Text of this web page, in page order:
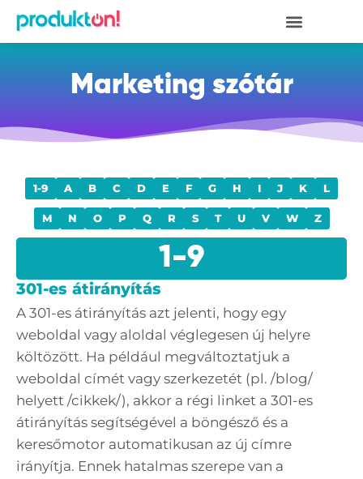
Marketing szótár
1-9 A B C D E F G H I J K L
M N O P Q R S T U V W Z
1-9
301-es átirányítás
A 301-es átirányítás azt jelenti, hogy egy
weboldal vagy aloldal véglegesen új helyre
költözött. Ha például megváltoztatjuk a
weboldal címét vagy szerkezetét (pl. /blog/
helyett /cikkek/), akkor a régi linket a 301-es
átirányítás segítségével a böngésző és a
keresőmotor automatikusan az új címre
irányítja. Ennek hatalmas szerepe van a